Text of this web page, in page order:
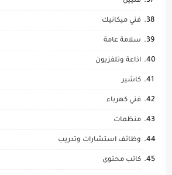
فني ميكانيك
سلامة عامة
اذاعة وتلفزيون
كاشير
فني كهرباء
منظمات
وظائف استشارات وتدريب
كاتب محتوى